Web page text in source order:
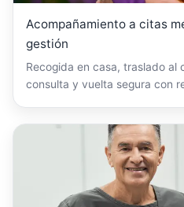
Acompañamiento a citas
gestión
Recogida en casa, traslado al
consulta y vuelta segura con